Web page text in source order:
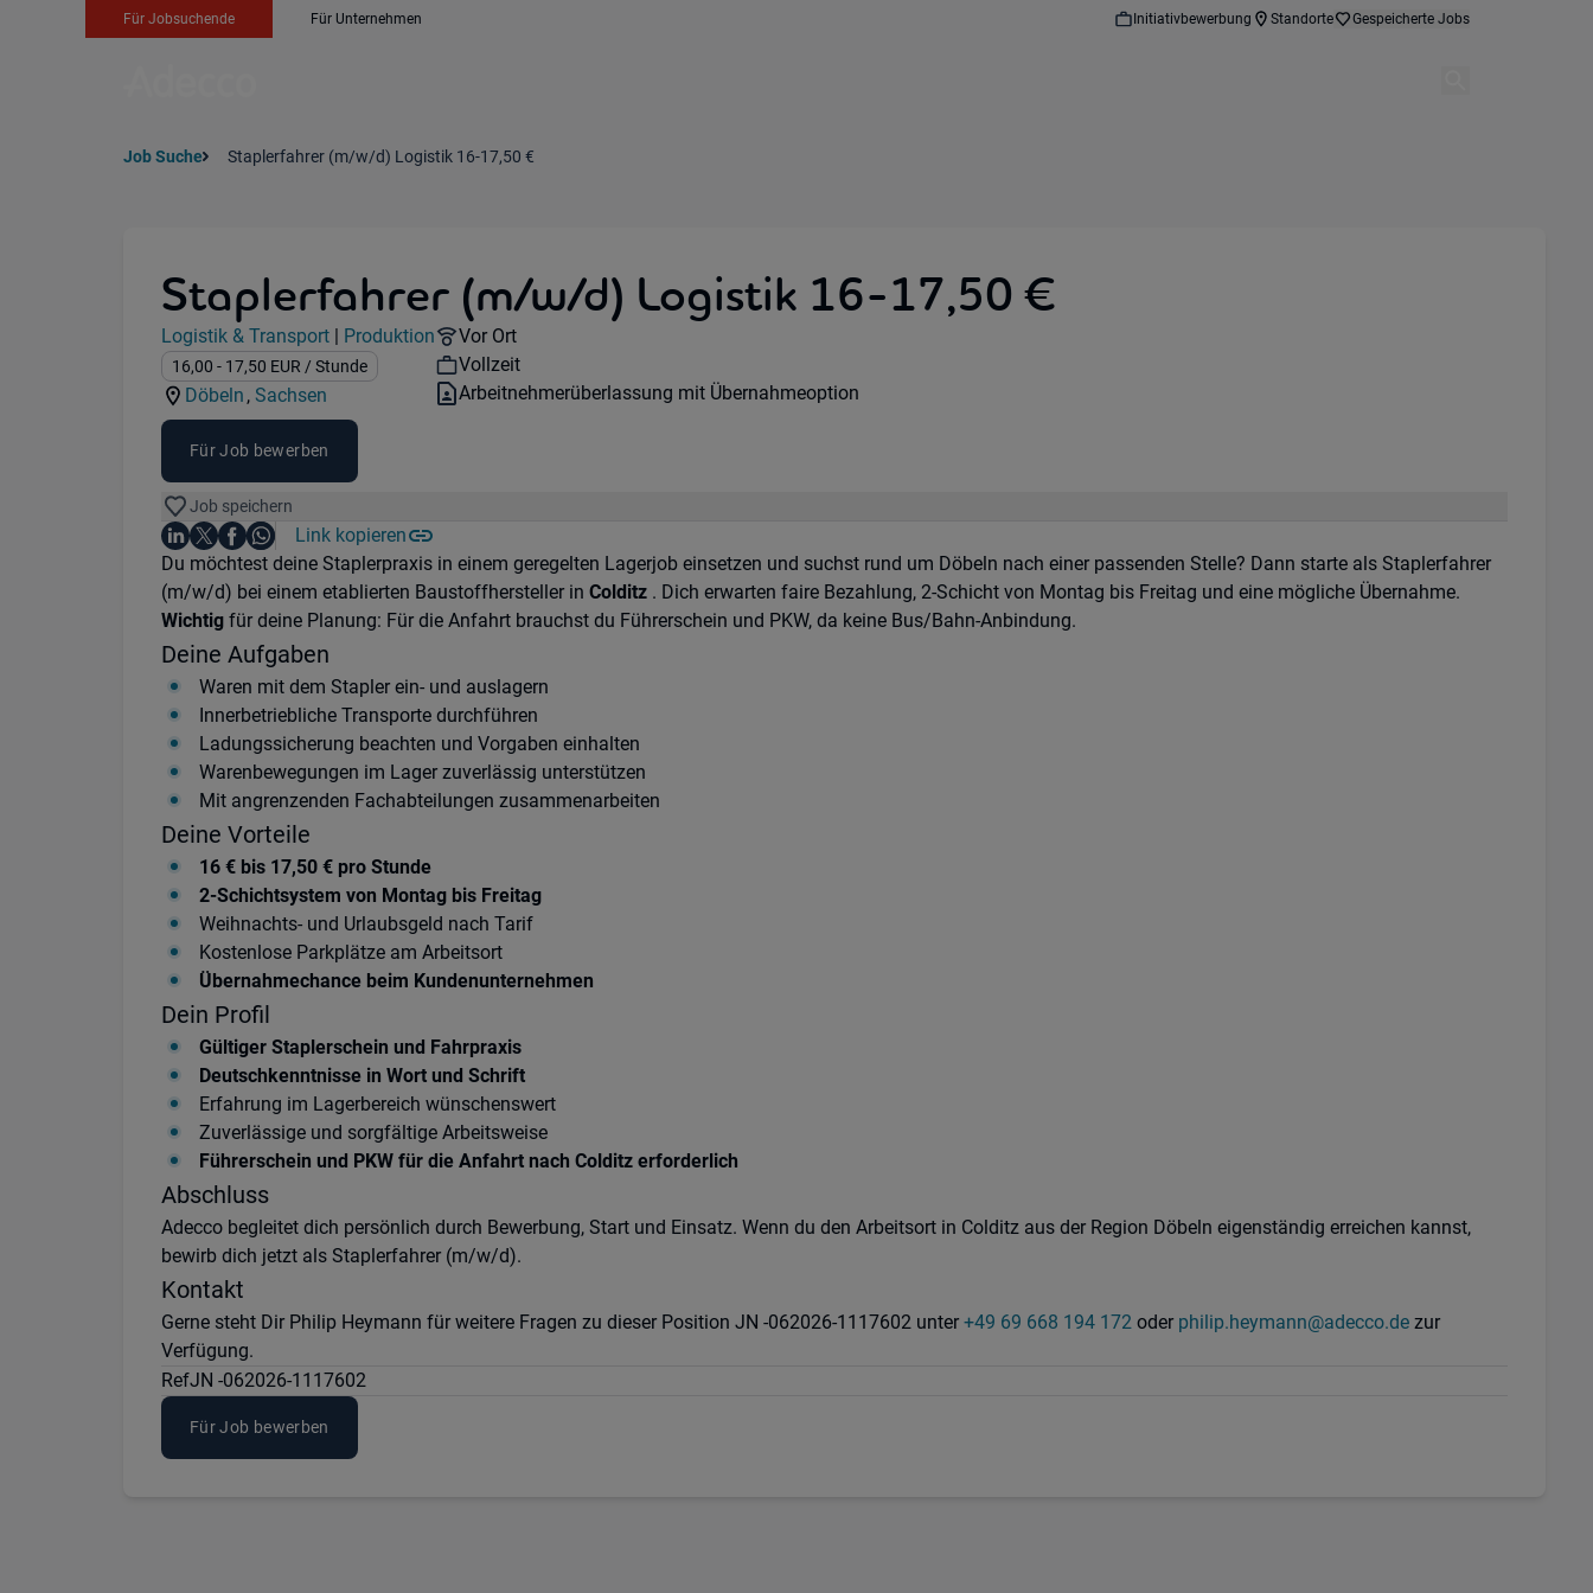
Für Jobsuchende Für Unternehmen Initiativbewerbung Standorte Gespeicherte Jobs
Job Suche Staplerfahrer (m/w/d) Logistik 16-17,50 €
Staplerfahrer (m/w/d) Logistik 16-17,50 €
Jobdetails
Kategorie:
Logistik & Transport |
Industry:
Produktion
Gehalt:
16,00 - 17,50 EUR / Stunde
Standorte:
Döbeln ,
Region:
Sachsen
Remote Option:
Vor Ort
Workhours:
Vollzeit
Vertragsart:
Arbeitnehmerüberlassung mit Übernahmeoption
Für Job bewerben
Job speichern
Teile diesen Job
Auf LinkedIn teilen
Auf X teilen
Auf Facebook teilen
Auf WhatsApp teilen
Link kopieren
Einleitung
Du möchtest deine Staplerpraxis in einem geregelten Lagerjob einsetzen und suchst rund um Döbeln nach einer passenden Stelle? Dann starte als Staplerfahrer
(m/w/d) bei einem etablierten Baustoffhersteller in Colditz . Dich erwarten faire Bezahlung, 2-Schicht von Montag bis Freitag und eine mögliche Übernahme.
Wichtig für deine Planung: Für die Anfahrt brauchst du Führerschein und PKW, da keine Bus/Bahn-Anbindung.
Deine Aufgaben
Waren mit dem Stapler ein- und auslagern
Innerbetriebliche Transporte durchführen
Ladungssicherung beachten und Vorgaben einhalten
Warenbewegungen im Lager zuverlässig unterstützen
Mit angrenzenden Fachabteilungen zusammenarbeiten
Deine Vorteile
16 € bis 17,50 € pro Stunde
2-Schichtsystem von Montag bis Freitag
Weihnachts- und Urlaubsgeld nach Tarif
Kostenlose Parkplätze am Arbeitsort
Übernahmechance beim Kundenunternehmen
Dein Profil
Gültiger Staplerschein und Fahrpraxis
Deutschkenntnisse in Wort und Schrift
Erfahrung im Lagerbereich wünschenswert
Zuverlässige und sorgfältige Arbeitsweise
Führerschein und PKW für die Anfahrt nach Colditz erforderlich
Abschluss
Adecco begleitet dich persönlich durch Bewerbung, Start und Einsatz. Wenn du den Arbeitsort in Colditz aus der Region Döbeln eigenständig erreichen kannst,
bewirb dich jetzt als Staplerfahrer (m/w/d).
Kontakt
Gerne steht Dir Philip Heymann für weitere Fragen zu dieser Position JN -062026-1117602 unter +49 69 668 194 172 oder philip.heymann@adecco.de zur
Verfügung.
RefJN -062026-1117602
Für Job bewerben